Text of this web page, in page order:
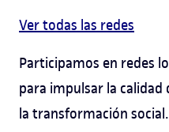
Ver todas las redes
Participamos en redes
para impulsar la calidad
la transformación social.